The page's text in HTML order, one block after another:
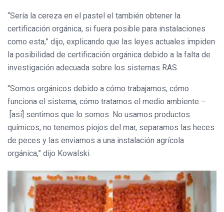
“Sería la cereza en el pastel el también obtener la
certificación orgánica, si fuera posible para instalaciones
como esta,” dijo, explicando que las leyes actuales impiden
la posibilidad de certificación orgánica debido a la falta de
investigación adecuada sobre los sistemas RAS.
“Somos orgánicos debido a cómo trabajamos, cómo
funciona el sistema, cómo tratamos el medio ambiente –
[así] sentimos que lo somos. No usamos productos
químicos, no tenemos piojos del mar, separamos las heces
de peces y las enviamos a una instalación agrícola
orgánica,” dijo Kowalski.